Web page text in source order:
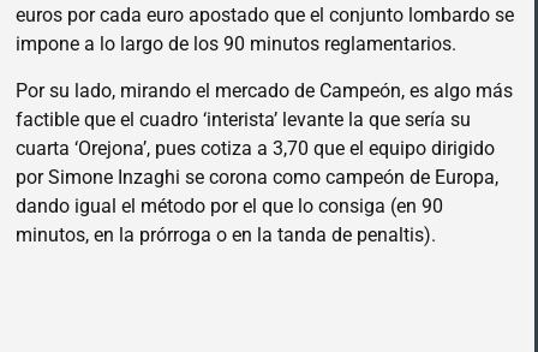
euros por cada euro apostado que el conjunto lombardo se
impone a lo largo de los 90 minutos reglamentarios.
Por su lado, mirando el mercado de Campeón, es algo más
factible que el cuadro ‘interista’ levante la que sería su
cuarta ‘Orejona’, pues cotiza a 3,70 que el equipo dirigido
por Simone Inzaghi se corona como campeón de Europa,
dando igual el método por el que lo consiga (en 90
minutos, en la prórroga o en la tanda de penaltis).